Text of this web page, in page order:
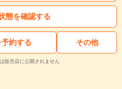
態を確認する
約する その他
販売店に公開されません